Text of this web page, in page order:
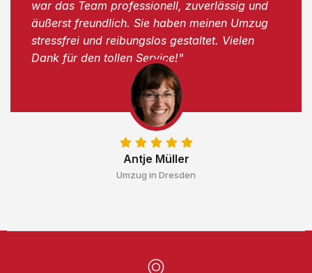
Antje Müller
Umzug in Dresden
war das Team professionell, zuverlässig und
äußerst freundlich. Sie haben meinen Umzug
stressfrei und reibungslos gestaltet. Vielen
Dank für den tollen Service!"